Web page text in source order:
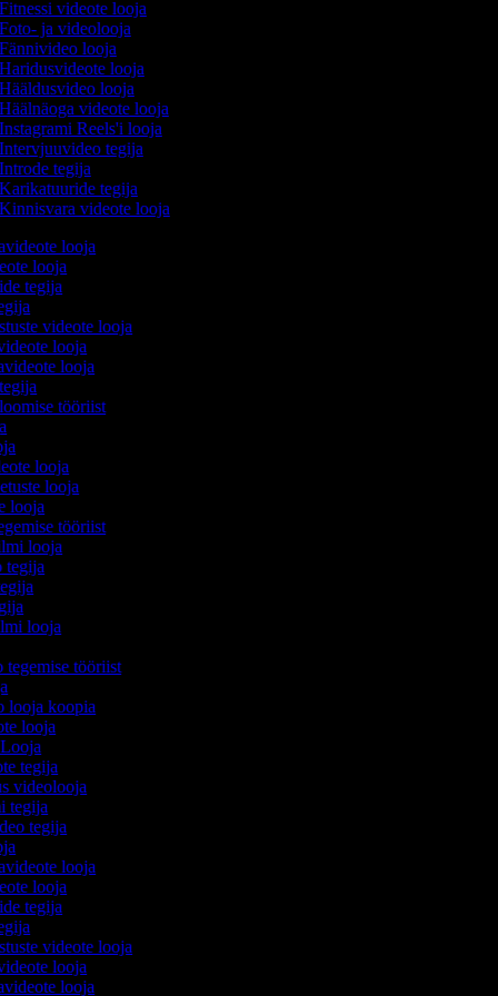
videote looja
ja videolooja
looja
looja
looja
videote looja
Reels'i looja
tegija
tegija
tegija
videote looja
looja
looja
tegija
videote looja
looja
looja
tööriist
looja
looja
looja
tööriist
looja
tegija
looja
tegemise tööriist
looja koopia
looja
tegija
videolooja
tegija
tegija
looja
looja
tegija
videote looja
looja
looja